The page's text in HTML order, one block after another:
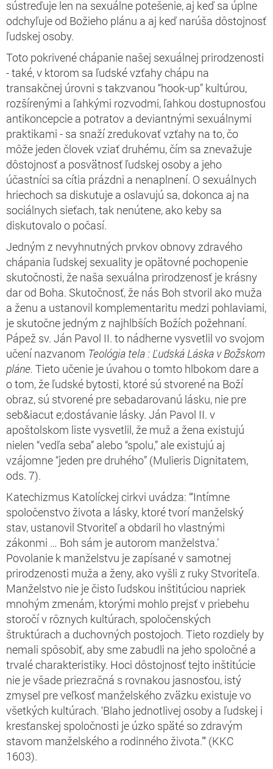
sústreďuje len na sexuálne potešenie, aj keď sa úplne
odchyľuje od Božieho plánu a aj keď narúša dôstojnosť
ľudskej osoby.
Toto pokrivené chápanie našej sexuálnej prirodzenosti
- také, v ktorom sa ľudské vzťahy chápu na
transakčnej úrovni s takzvanou “hook-up” kultúrou,
rozšírenými a ľahkými rozvodmi, ľahkou dostupnosťou
antikoncepcie a potratov a deviantnými sexuálnymi
praktikami - sa snaží zredukovať vzťahy na to, čo
môže jeden človek vziať druhému, čím sa znevažuje
dôstojnosť a posvätnosť ľudskej osoby a jeho
účastníci sa cítia prázdni a nenaplnení. O sexuálnych
hriechoch sa diskutuje a oslavujú sa, dokonca aj na
sociálnych sieťach, tak nenútene, ako keby sa
diskutovalo o počasí.
Jedným z nevyhnutných prvkov obnovy zdravého
chápania ľudskej sexuality je opätovné pochopenie
skutočnosti, že naša sexuálna prirodzenosť je krásny
dar od Boha. Skutočnosť, že nás Boh stvoril ako muža
a ženu a ustanovil komplementaritu medzi pohlaviami,
je skutočne jedným z najhlbších Božích požehnaní.
Pápež sv. Ján Pavol II. to nádherne vysvetlil vo svojom
učení nazvanom Teológia tela: Ľudská Láska v Božskom
pláne. Tieto učenie je úvahou o tomto hlbokom dare a
o tom, že ľudské bytosti, ktoré sú stvorené na Boží
obraz, sú stvorené pre sebadarovanú lásku, nie pre
seb&iacut e;dostávanie lásky. Ján Pavol II. v
apoštolskom liste vysvetlil, že muž a žena existujú
nielen “vedľa seba” alebo “spolu,” ale existujú aj
vzájomne “jeden pre druhého” (Mulieris Dignitatem,
ods. 7).
Katechizmus Katolíckej cirkvi uvádza: “‘Intímne
spoločenstvo života a lásky, ktoré tvorí manželský
stav, ustanovil Stvoriteľ a obdaril ho vlastnými
zákonmi … Boh sám je autorom manželstva.’
Povolanie k manželstvu je zapísané v samotnej
prirodzenosti muža a ženy, ako vyšli z ruky Stvoriteľa.
Manželstvo nie je čisto ľudskou inštitúciou napriek
mnohým zmenám, ktorými mohlo prejsť v priebehu
storočí v rôznych kultúrach, spoločenských
štruktúrach a duchovných postojoch. Tieto rozdiely by
nemali spôsobiť, aby sme zabudli na jeho spoločné a
trvalé charakteristiky. Hoci dôstojnosť tejto inštitúcie
nie je všade priezračná s rovnakou jasnosťou, istý
zmysel pre veľkosť manželského zväzku existuje vo
všetkých kultúrach. ‘Blaho jednotlivej osoby a ľudskej i
kresťanskej spoločnosti je úzko späté so zdravým
stavom manželského a rodinného života.”‘ (KKC
1603).